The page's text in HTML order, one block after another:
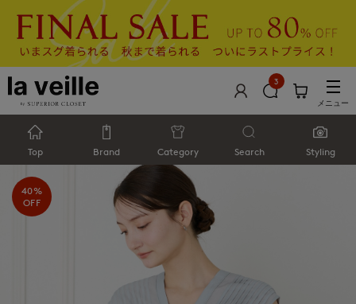
3
メニュー
Top Brand Category Search Styling
40%
OFF